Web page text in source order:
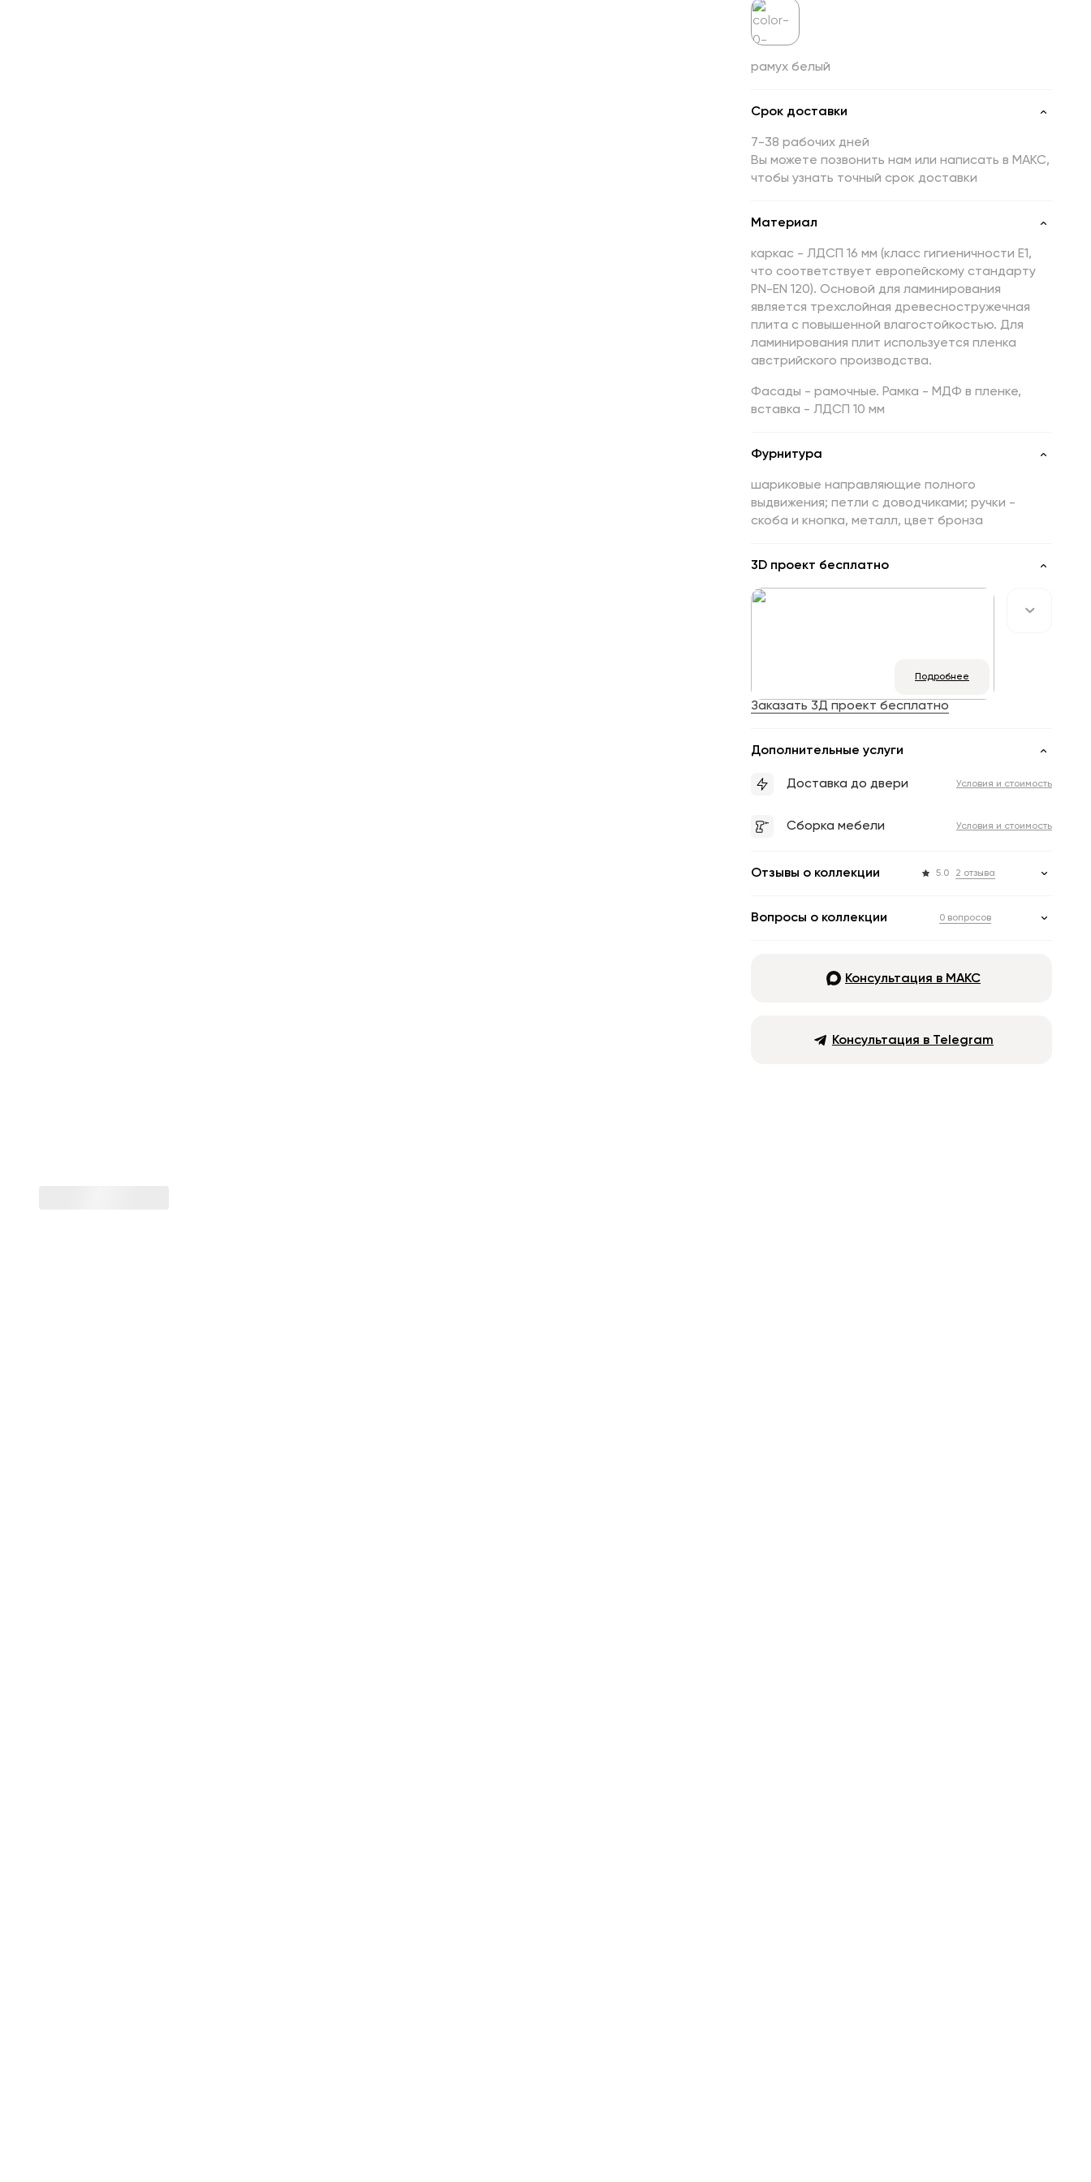
рамух белый
Срок доставки
7-38 рабочих дней
Вы можете позвонить нам или написать в МАКС,
чтобы узнать точный срок доставки
Материал
каркас - ЛДСП 16 мм (класс гигиеничности Е1,
что соответствует европейскому стандарту
PN-EN 120). Основой для ламинирования
является трехслойная древесностружечная
плита с повышенной влагостойкостью. Для
ламинирования плит используется пленка
австрийского производства.
Фасады - рамочные. Рамка - МДФ в пленке,
вставка - ЛДСП 10 мм
Фурнитура
шариковые направляющие полного
выдвижения; петли с доводчиками; ручки -
скоба и кнопка, металл, цвет бронза
3D проект бесплатно
Подробнее
Заказать 3Д проект бесплатно
Дополнительные услуги
Доставка до двери Условия и стоимость
Сборка мебели Условия и стоимость
Отзывы о коллекции 5.0 2 отзыва
Вопросы о коллекции 0 вопросов
Консультация в МАКС
Консультация в Telegram